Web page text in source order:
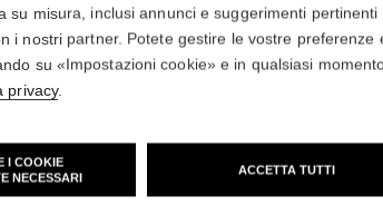
Il Rossetto Fluido
Più dettagli
Ref. 165080
18 TONALITÀ
su misura, inclusi annunci e suggerimenti pertinenti
i nostri partner. Potete gestire le vostre preferenze
su «Impostazioni cookie» e in qualsiasi
privacy.
I COOKIE
NECESSARI
ACCETTA TUTTI